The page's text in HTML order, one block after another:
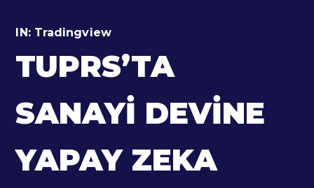
IN: Tradingview
TUPRS’TA
SANAYI DEVINE
YAPAY ZEKA